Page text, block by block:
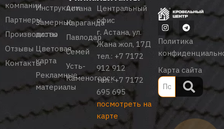
компании
Партнеры
Производство
Отзывы
Контакты
Инструкции
Замерные
листы
Цветовая
карта
Рекламные
материалы
Астана
Караганда
Павлодар
Семей
Усть-
Каменогорск
Центральный
офис
г. Астана, ул.
Жана жол, 17Д
тел.: +7 7172
912 912
тел.:+7 7172
695 695
посмотреть на
карте
Политика
Карта сайта